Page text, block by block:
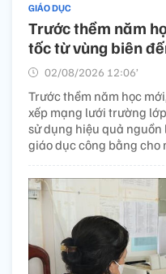
GIÁO DỤC
Trước thềm năm
tốc từ vùng biên
02/08/2026 12:06’
Trước thềm năm học
xếp mạng lưới trường
sử dụng hiệu quả nguồn
giáo dục công bằng cho